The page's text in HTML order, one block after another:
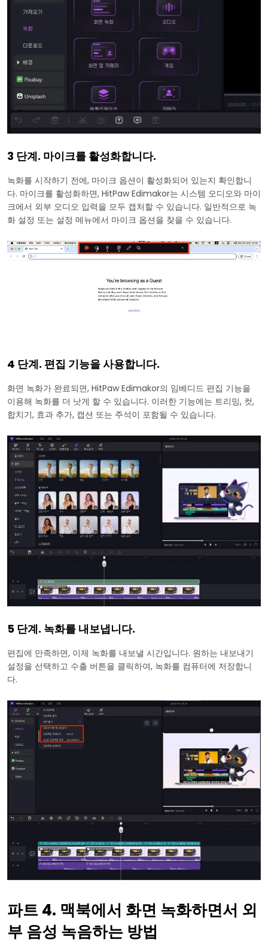
3 단계. 마이크를 활성화합니다.
녹화를 시작하기 전에, 마이크 옵션이 활성화되어 있는지 확인합니
다. 마이크를 활성화하면, HitPaw Edimakor는 시스템 오디오와 마이
크에서 외부 오디오 입력을 모두 캡처할 수 있습니다. 일반적으로 녹
화 설정 또는 설정 메뉴에서 마이크 옵션을 찾을 수 있습니다.
4 단계. 편집 기능을 사용합니다.
화면 녹화가 완료되면, HitPaw Edimakor의 임베디드 편집 기능을
이용해 녹화를 더 낫게 할 수 있습니다. 이러한 기능에는 트리밍, 컷,
합치기, 효과 추가, 캡션 또는 주석이 포함될 수 있습니다.
5 단계. 녹화를 내보냅니다.
편집에 만족하면, 이제 녹화를 내보낼 시간입니다. 원하는 내보내기
설정을 선택하고 수출 버튼을 클릭하여, 녹화를 컴퓨터에 저장합니
다.
파트 4. 맥북에서 화면 녹화하면서 외
부 음성 녹음하는 방법